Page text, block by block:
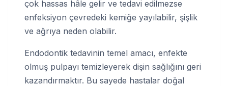
çok hassas hâle gelir ve tedavi edilmezse
enfeksiyon çevredeki kemiğe yayılabilir, şişlik
ve ağrıya neden olabilir.
Endodontik tedavinin temel amacı, enfekte
olmuş pulpayı temizleyerek dişin sağlığını geri
kazandırmaktır. Bu sayede hastalar doğal